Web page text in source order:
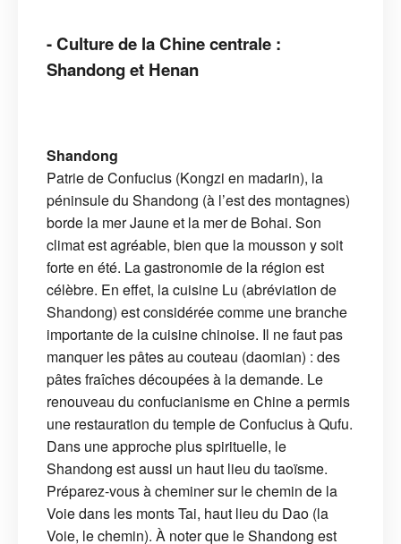
- Culture de la Chine centrale :
Shandong et Henan
Shandong
Patrie de Confucius (Kongzi en madarin), la
péninsule du Shandong (à l’est des montagnes)
borde la mer Jaune et la mer de Bohai. Son
climat est agréable, bien que la mousson y soit
forte en été. La gastronomie de la région est
célèbre. En effet, la cuisine Lu (abréviation de
Shandong) est considérée comme une branche
importante de la cuisine chinoise. Il ne faut pas
manquer les pâtes au couteau (daomian) : des
pâtes fraîches découpées à la demande. Le
renouveau du confucianisme en Chine a permis
une restauration du temple de Confucius à Qufu.
Dans une approche plus spirituelle, le
Shandong est aussi un haut lieu du taoïsme.
Préparez-vous à cheminer sur le chemin de la
Voie dans les monts Tai, haut lieu du Dao (la
Voie, le chemin). À noter que le Shandong est